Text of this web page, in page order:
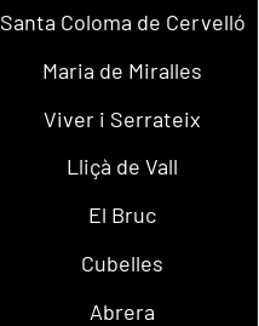
Santa Coloma de Cervelló
Maria de Miralles
Viver i Serrateix
Lliçà de Vall
El Bruc
Cubelles
Abrera